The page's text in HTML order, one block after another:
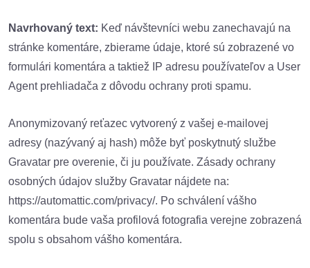
Navrhovaný text: Keď návštevníci webu zanechavajú na
stránke komentáre, zbierame údaje, ktoré sú zobrazené vo
formulári komentára a taktiež IP adresu používateľov a User
Agent prehliadača z dôvodu ochrany proti spamu.
Anonymizovaný reťazec vytvorený z vašej e-mailovej
adresy (nazývaný aj hash) môže byť poskytnutý službe
Gravatar pre overenie, či ju používate. Zásady ochrany
osobných údajov služby Gravatar nájdete na:
https://automattic.com/privacy/. Po schválení vášho
komentára bude vaša profilová fotografia verejne zobrazená
spolu s obsahom vášho komentára.